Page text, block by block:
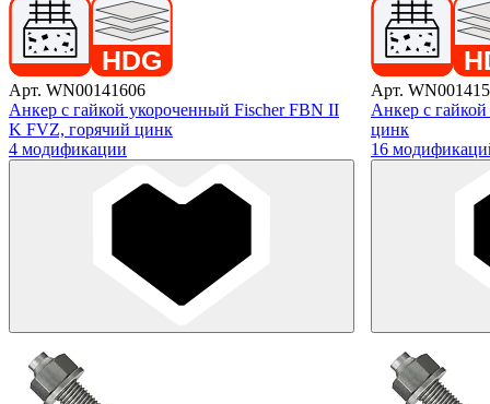
Арт. WN00141606
Анкер с гайкой укороченный Fischer FBN II
K FVZ, горячий цинк
4 модификации
Арт.
Анкер с
цинк
16